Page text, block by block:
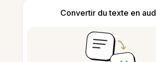
Convertir du texte en